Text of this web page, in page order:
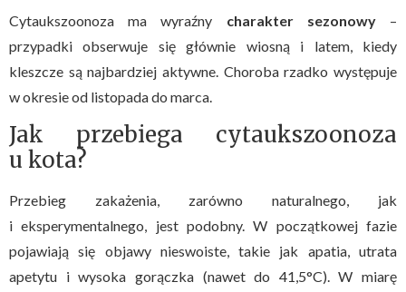
Cytaukszoonoza ma wyraźny charakter sezonowy–
przypadki obserwuje się głównie wiosną i latem, kiedy
kleszcze są najbardziej aktywne. Choroba rzadko występuje
w okresie od listopada do marca.
Jak przebiega cytaukszoonoza
u kota?
Przebieg zakażenia, zarówno naturalnego, jak
i eksperymentalnego, jest podobny. W początkowej fazie
pojawiają się objawy nieswoiste, takie jak apatia, utrata
apetytu i wysoka gorączka (nawet do 41,5°C). W miarę